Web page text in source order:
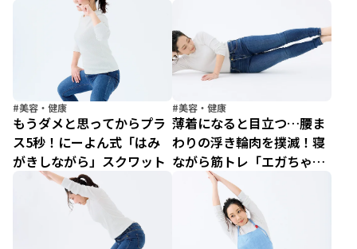
#美容・健康
もうダメと思ってからプラ
ス5秒！にーよん式「はみ
がきしながら」スクワット
#美容・健康
薄着になると目立つ…腰ま
わりの浮き輪肉を撲滅！寝
ながら筋トレ「エガちゃん
ポーズ」